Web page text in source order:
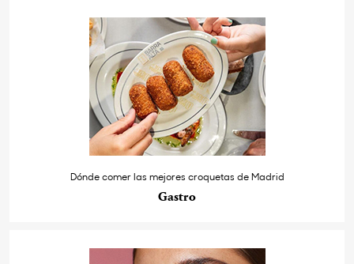
Dónde comer las mejores croquetas de Madrid
Gastro